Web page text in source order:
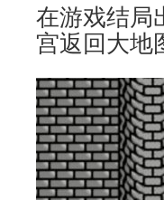
在游戏结局
宫返回大地